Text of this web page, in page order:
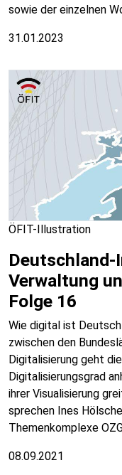
sowie der einzelnen
31.01.2023
ÖFIT-Illustration
Deutschland-
Verwaltung
Folge 16
Wie digital ist
zwischen den
Digitalisierung geht
Digitalisierungsgrad
ihrer Visualisierung
sprechen Ines
Themenkomplexe
08.09.2021